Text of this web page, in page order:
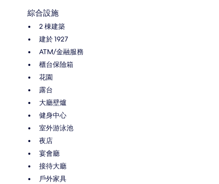
綜合設施
2 棟建築
建於 1927
ATM/金融服務
櫃台保險箱
花園
露台
大廳壁爐
健身中心
室外游泳池
夜店
宴會廳
接待大廳
戶外家具